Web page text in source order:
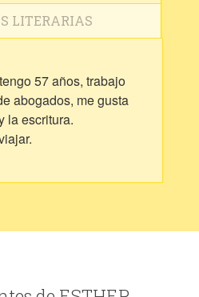
LITERARIAS
57 años, trabajo
abogados, me gusta
la escritura.